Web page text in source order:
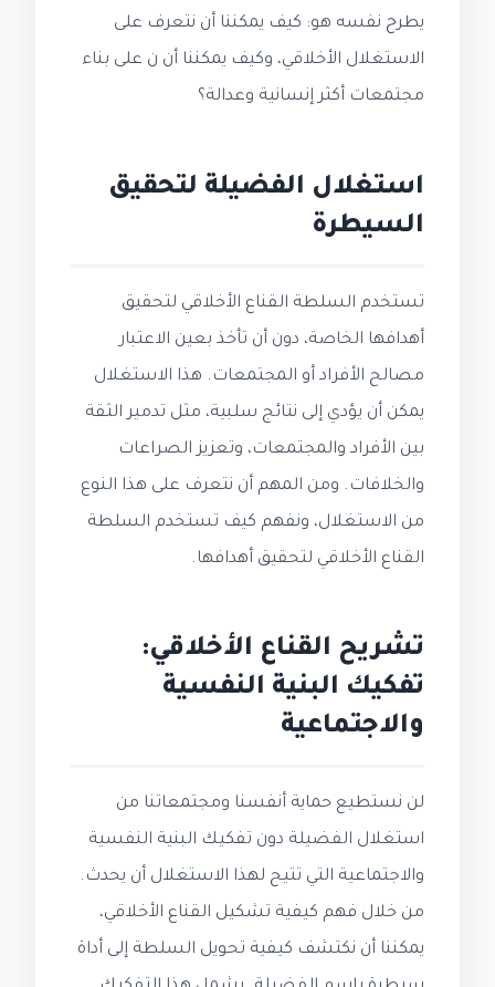
يطرح نفسه هو: كيف يمكننا أن نتعرف على
الاستغلال الأخلاقي، وكيف يمكننا أن ن على بناء
مجتمعات أكثر إنسانية وعدالة؟
استغلال الفضيلة لتحقيق
السيطرة
تستخدم السلطة القناع الأخلاقي لتحقيق
أهدافها الخاصة، دون أن تأخذ بعين الاعتبار
مصالح الأفراد أو المجتمعات. هذا الاستغلال
يمكن أن يؤدي إلى نتائج سلبية، مثل تدمير الثقة
بين الأفراد والمجتمعات، وتعزيز الصراعات
والخلافات. ومن المهم أن نتعرف على هذا النوع
من الاستغلال، ونفهم كيف تستخدم السلطة
القناع الأخلاقي لتحقيق أهدافها.
تشريح القناع الأخلاقي:
تفكيك البنية النفسية
والاجتماعية
لن نستطيع حماية أنفسنا ومجتمعاتنا من
استغلال الفضيلة دون تفكيك البنية النفسية
والاجتماعية التي تتيح لهذا الاستغلال أن يحدث.
من خلال فهم كيفية تشكيل القناع الأخلاقي،
يمكننا أن نكتشف كيفية تحويل السلطة إلى أداة